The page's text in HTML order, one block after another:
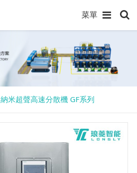
菜單
納米超聲高速分散機 GF系列